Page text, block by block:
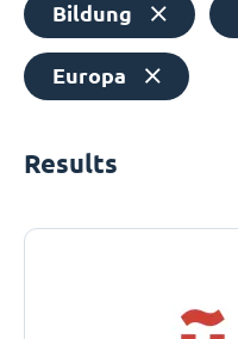
Bildung
Europa
Results